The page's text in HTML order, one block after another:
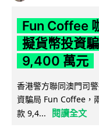
Fun Coffee
擬貨幣投資
9,400 萬元
香港警方聯同澳門司
資騙局 Fun Coffee，
款 9,4...
閱讀全文